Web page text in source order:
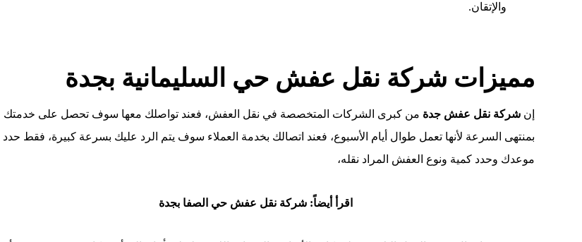
والإتقان.
مميزات شركة نقل عفش حي السليمانية بجدة
إنشركة نقل عفش جدة من كبرى الشركات المتخصصة في نقل العفش، فعند تواصلك معها سوف تحصل على خدمتك
بمنتهى السرعة لأنها تعمل طوال أيام الأسبوع، فعند اتصالك بخدمة العملاء سوف يتم الرد عليك بسرعة كبيرة، فقط حدد
موعدك وحدد كمية ونوع العفش المراد نقله،
اقرأ أيضاً: شركة نقل عفش حي الصفا بجدة